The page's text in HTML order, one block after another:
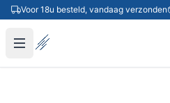
Ga naar inhoud
Voor 18u besteld, vandaag verzonden